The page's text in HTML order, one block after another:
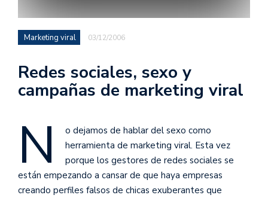
Marketing viral 03/12/2006
Redes sociales, sexo y
campañas de marketing viral
N
o dejamos de hablar del sexo como
herramienta de marketing viral. Esta vez
porque los gestores de redes sociales se
están empezando a cansar de que haya empresas
creando perfiles falsos de chicas exuberantes que